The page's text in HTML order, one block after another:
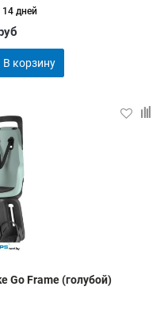
14 дней
В корзину
Go Frame (голубой)